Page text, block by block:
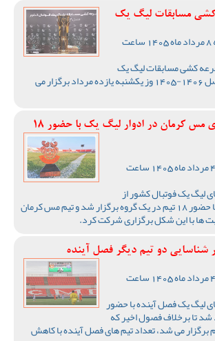
کشی مسابقات لیگ یک
پنج‌شنبه 8 مرداد ماه 1405 ساعت
کشی مسابقات لیگ یک
باشگاه های کشور فصل 1406-1405 وز یکشنبه یازده مرداد برگزار می
نگاهی به امتیازهای مس کرمان در ادوار لیگ یک با حضور 18
یکشنبه 4 مرداد ماه 1405 ساعت
لیگ یک فوتبال کشور از
فصل 1395-1396 با حضور 18 تیم در یک گروه برگزار شد و تیم مس کرمان
ها با این شکل برگزاری شرکت کرد.
شناسایی دو تیم دیگر فصل آینده
یکشنبه 4 مرداد ماه 1405 ساعت
لیگ یک فصل آینده با حضور
شد تا برخلاف فصول اخیر که
رقابت ها با 18 تیم برگزار می شد، تعداد تیم های فصل آینده با کاهش